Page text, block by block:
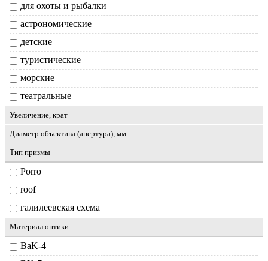
для охоты и рыбалки
астрономические
детские
туристические
морские
театральные
Увеличение, крат
Диаметр объектива (апертура), мм
Тип призмы
Porro
roof
галилеевская схема
Материал оптики
BaK-4